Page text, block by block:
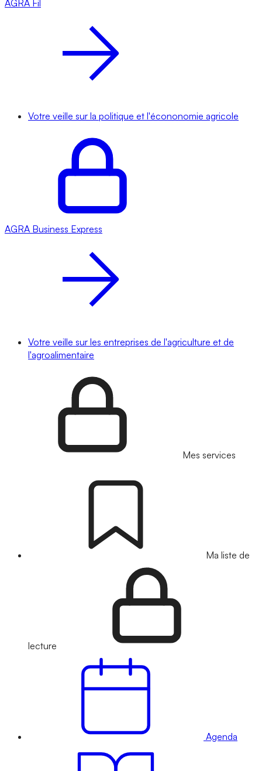
AGRA Fil
Votre veille sur la politique et l'écononomie agricole
AGRA Business Express
Votre veille sur les entreprises de l'agriculture et de
l'agroalimentaire
Mes services
Ma liste de
lecture
Agenda